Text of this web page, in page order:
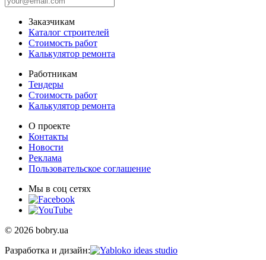
Заказчикам
Каталог строителей
Стоимость работ
Калькулятор ремонта
Работникам
Тендеры
Стоимость работ
Калькулятор ремонта
О проекте
Контакты
Новости
Реклама
Пользовательское соглашение
Мы в соц сетях
© 2026 bobry.ua
Разработка и дизайн: